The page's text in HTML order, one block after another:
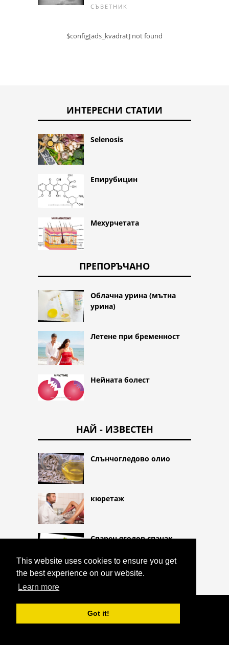
This website uses cookies to ensure you get
the best experience on our website.
Learn more
Got it!
СЪВЕТНИК
$config[ads_kvadrat] not found
ИНТЕРЕСНИ СТАТИИ
Selenosis
Епирубицин
Мехурчетата
ПРЕПОРЪЧАНО
Облачна урина (мътна
урина)
Летене при бременност
Нейната болест
НАЙ - ИЗВЕСТЕН
Слънчогледово олио
кюретаж
Спарен ягодов спанак
COPYRIGHT 2026 HTTPS://CQLIFE.NET